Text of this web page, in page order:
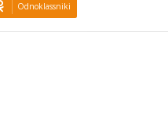
Odnoklassniki